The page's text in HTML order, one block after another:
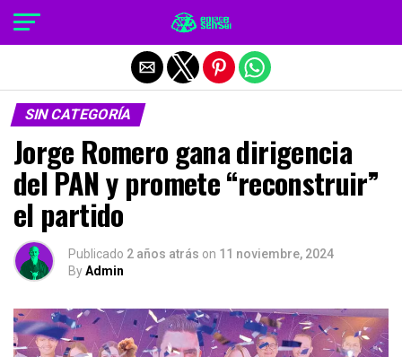
SIN CATEGORÍA
Jorge Romero gana dirigencia
del PAN y promete “reconstruir”
el partido
Publicado 2 años atrás on 11 noviembre, 2024
ByAdmin
Salir de la versión móvil